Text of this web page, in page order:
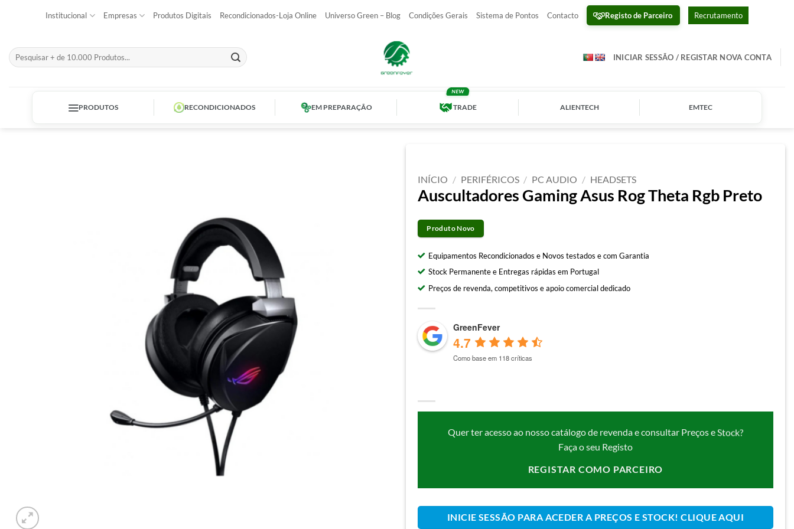
Institucional Empresas Produtos Digitais Recondicionados-Loja Online Universo Green – Blog Condições Gerais Sistema de Pontos Contacto Registo de Parceiro Recrutamento
Pesquisar
por:
INICIAR SESSÃO / REGISTAR NOVA CONTA
PRODUTOS RECONDICIONADOS EM PREPARAÇÃO TRADE ALIENTECH EMTEC
INÍCIO / PERIFÉRICOS / PC AUDIO / HEADSETS
Auscultadores Gaming Asus Rog Theta Rgb Preto
Produto Novo
Equipamentos Recondicionados e Novos testados e com Garantia
Stock Permanente e Entregas rápidas em Portugal
Preços de revenda, competitivos e apoio comercial dedicado
GreenFever
4.7
Como base em 118 críticas
Quer ter acesso ao nosso catálogo de revenda e consultar Preços e Stock?
Faça o seu Registo
REGISTAR COMO PARCEIRO
INICIE SESSÃO PARA ACEDER A PREÇOS E STOCK! CLIQUE AQUI